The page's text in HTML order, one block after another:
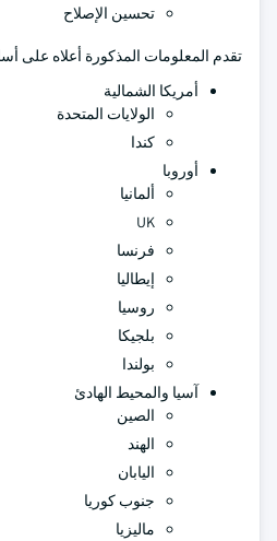
تحسين الإصلاح
تقدم المعلومات المذكورة أعلاه على
أمريكا الشمالية
الولايات المتحدة
كندا
أوروبا
ألمانيا
UK
فرنسا
إيطاليا
روسيا
بلجيكا
بولندا
آسيا والمحيط الهادئ
الصين
الهند
اليابان
جنوب كوريا
ماليزيا